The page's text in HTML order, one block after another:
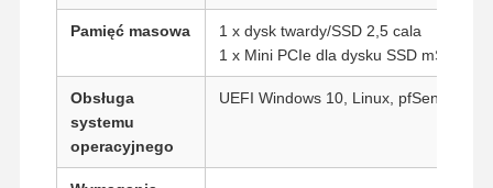
Dom
Pamięć masowa
1 x dysk twardy/SSD 2,5 cala
1 x Mini PCIe dla dysku SSD mSATA
Obsługa
systemu
operacyjnego
UEFI Windows 10, Linux, pfSense itp.